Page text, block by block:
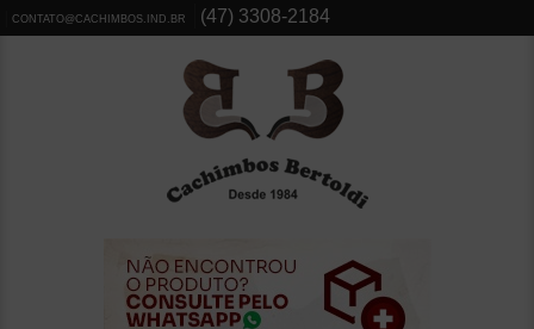
CONTATO@CACHIMBOS.IND.BR (47) 3308-2184